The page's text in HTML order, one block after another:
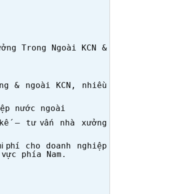
ởng Trong Ngoài KCN &
& ngoài KCN, nhiều
ệp nước ngoài
– tư vấn nhà xưởng
phí cho doanh nghiệp
phía Nam.